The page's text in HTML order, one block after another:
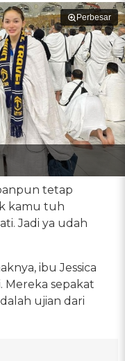
Perbesar
tetap
kamu tuh
Jadi ya udah
ibu Jessica
Mereka sepakat
ujian dari